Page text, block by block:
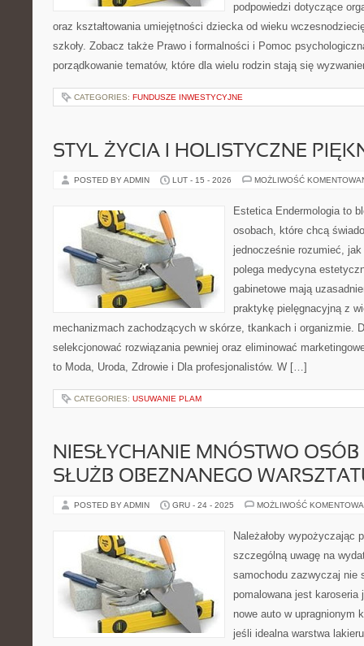
podpowiedzi dotyczące
oraz kształtowania umiejętności dziecka od wieku
szkoły. Zobacz także Prawo i formalności i Pomoc
porządkowanie tematów, które dla wielu rodzin stają się
CATEGORIES: FUNDUSZE INWESTYCYJNE
STYL ŻYCIA I HOLISTYCZNE
POSTED BY ADMIN LUT - 15 - 2026 MOŻLIWOŚĆ
Estetica Endermologia to
osobach, które chcą
jednocześnie rozumieć,
polega medycyna
gabinetowe mają
praktykę pielęgnacyjną z
mechanizmach zachodzących w skórze, tkankach i organizmie.
selekcjonować rozwiązania pewniej oraz eliminować
to Moda, Uroda, Zdrowie i Dla profesjonalistów. W […]
CATEGORIES: USUWANIE PLAM
NIESŁYCHANIE MNÓSTWO
SŁUŻB OBEZNANEGO
POSTED BY ADMIN GRU - 24 - 2025 MOŻLIWOŚĆ
Należałoby wypożyczając
szczególną uwagę na
samochodu zazwyczaj nie
pomalowana jest karoseria
nowe auto w upragnionym
jeśli idealna warstwa